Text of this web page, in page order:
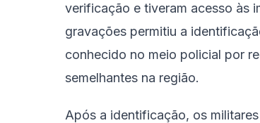
verificação e tiveram acesso às
gravações permitiu a
conhecido no meio policial por
semelhantes na região.
Após a identificação, os